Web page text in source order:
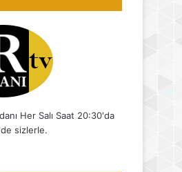
Her Salı Saat 20:30'da
sizlerle.